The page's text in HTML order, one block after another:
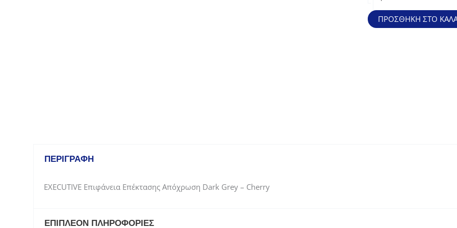
Eπιφάνεια
Eπέκτασης
Απόχρωση
ΠΡΟΣΘΉΚΗ ΣΤΟ
ΠΕΡΙΓΡΑΦΉ
EXECUTIVE Eπιφάνεια Eπέκτασης Απόχρωση Dark Grey – Cherry
ΕΠΙΠΛΈΟΝ ΠΛΗΡΟΦΟΡΊΕΣ